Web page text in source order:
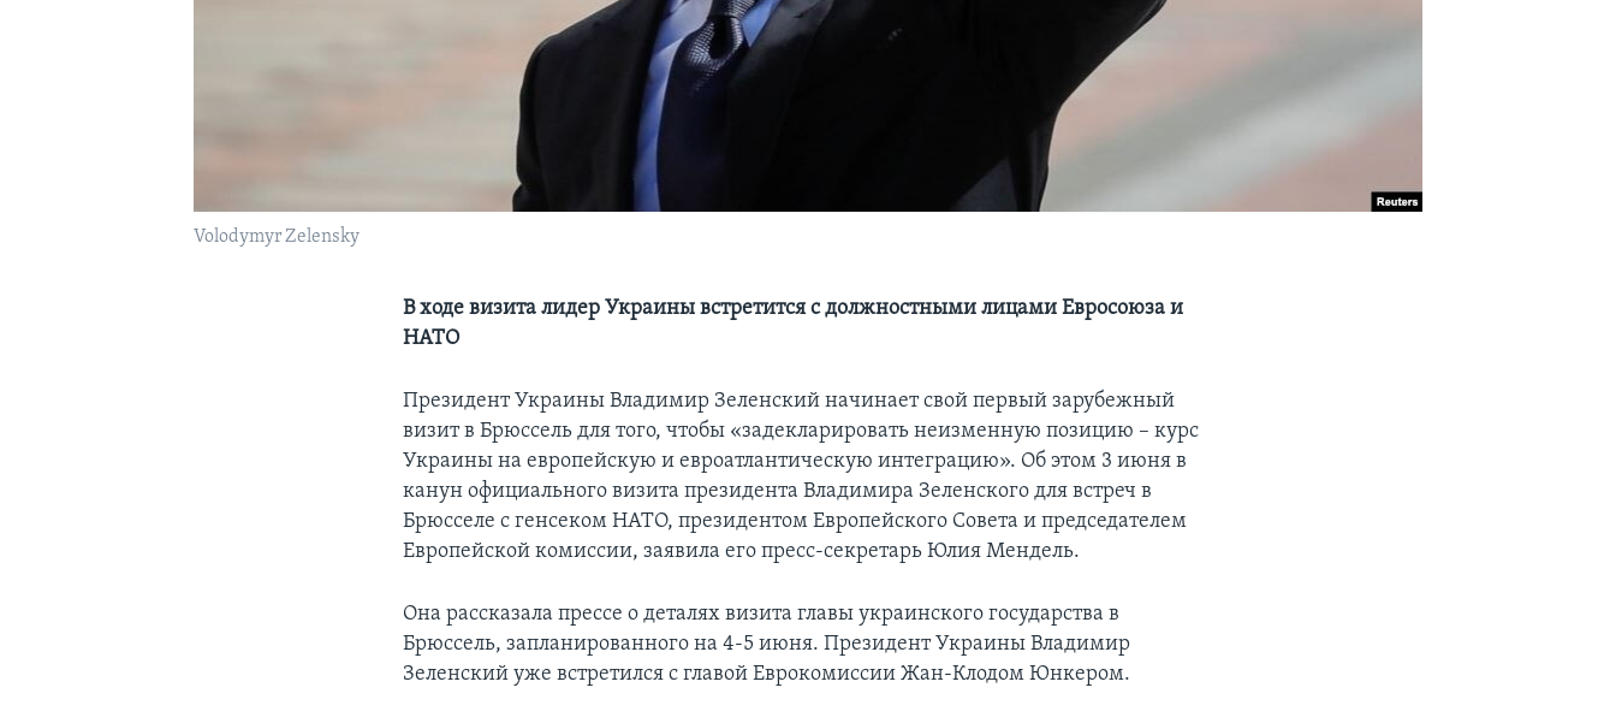
Volodymyr Zelensky
В ходе визита лидер Украины встретится с должностными лицами Евросоюза и
НАТО
Президент Украины Владимир Зеленский начинает свой первый зарубежный
визит в Брюссель для того, чтобы «задекларировать неизменную позицию – курс
Украины на европейскую и евроатлантическую интеграцию». Об этом 3 июня в
канун официального визита президента Владимира Зеленского для встреч в
Брюсселе с генсеком НАТО, президентом Европейского Совета и председателем
Европейской комиссии, заявила его пресс-секретарь Юлия Мендель.
Она рассказала прессе о деталях визита главы украинского государства в
Брюссель, запланированного на 4-5 июня. Президент Украины Владимир
Зеленский уже встретился с главой Еврокомиссии Жан-Клодом Юнкером.